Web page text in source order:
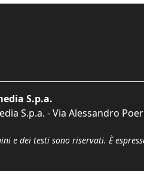
S.p.a.
S.p.a. - Via Alessandro
e dei testi sono riservati. È